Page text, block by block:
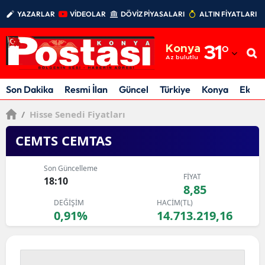
YAZARLAR VİDEOLAR DÖVİZ PİYASALARI ALTIN FİYATLARI
Konya
Az bulutlu 31°
Adıyaman
Afyonkarahisar
Ankara
Antalya
Artvin
Aydın
Balıkesir
Son Dakika Resmi İlan Güncel Türkiye Konya
/ Hisse Senedi Fiyatları
CEMTS CEMTAS
Son Güncelleme
18:10 FİYAT
8,85
DEĞİŞİM
0,91%
HACİM(TL)
14.713.219,16